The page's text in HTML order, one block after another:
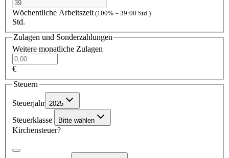
Wöchentliche Arbeitszeit (100% = 39:00 Std.)
Std.
Zulagen und Sonderzahlungen
Weitere monatliche Zulagen
€
Steuern
Steuerjahr 2025
Steuerklasse Bitte wählen
Kirchensteuer?